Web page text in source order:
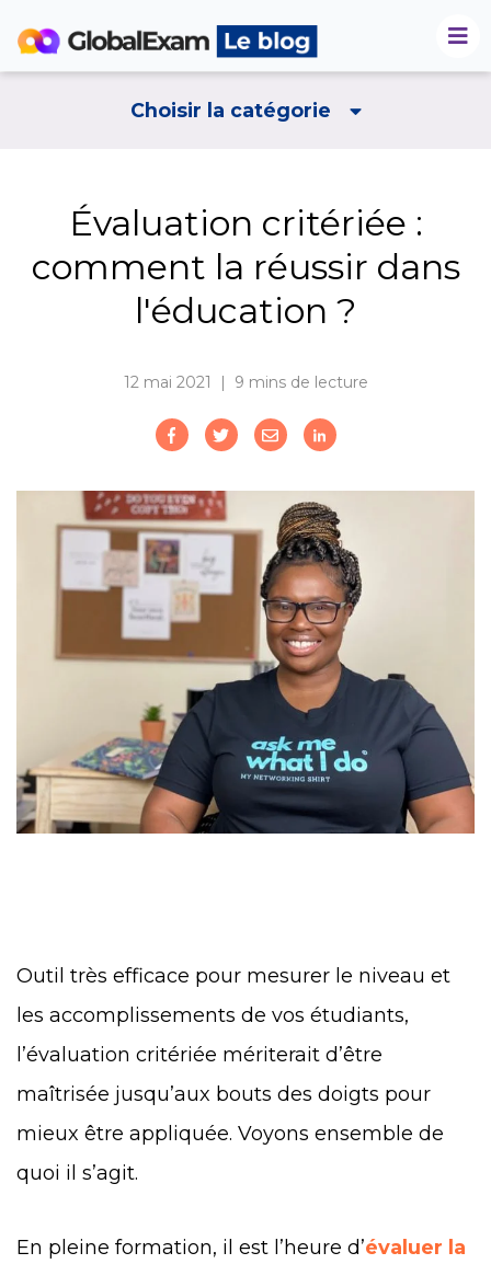
Choisir la catégorie
Évaluation critériée :
comment la réussir dans
l'éducation ?
12 mai 2021 | 9 mins de lecture
Outil très efficace pour mesurer le niveau et
les accomplissements de vos étudiants,
l’évaluation critériée mériterait d’être
maîtrisée jusqu’aux bouts des doigts pour
mieux être appliquée. Voyons ensemble de
quoi il s’agit.
En pleine formation, il est l’heure d’évaluer la